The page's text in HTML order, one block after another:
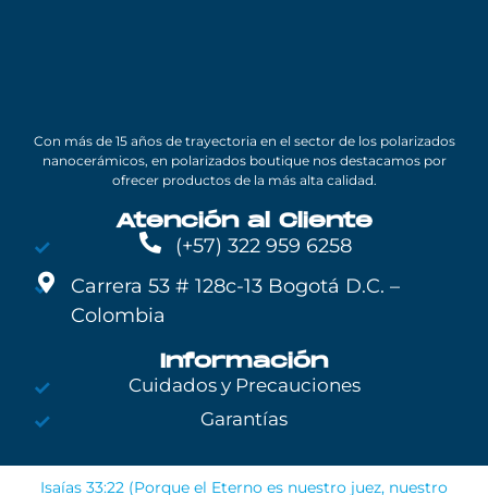
Con más de 15 años de trayectoria en el sector de los polarizados
nanocerámicos, en polarizados boutique nos destacamos por
ofrecer productos de la más alta calidad.
Atención al Cliente
(+57) 322 959 6258
Carrera 53 # 128c-13 Bogotá D.C. –
Colombia
Información
Cuidados y Precauciones
Garantías
Isaías 33:22 (Porque el Eterno es nuestro juez, nuestro